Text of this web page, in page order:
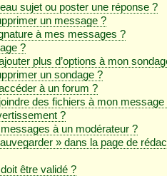
sujet ou poster une réponse ?
un message ?
à mes messages ?
?
plus d’options à mon
un sondage ?
à un forum ?
des fichiers à mon message
?
à un modérateur ?
» dans la page de
être validé ?